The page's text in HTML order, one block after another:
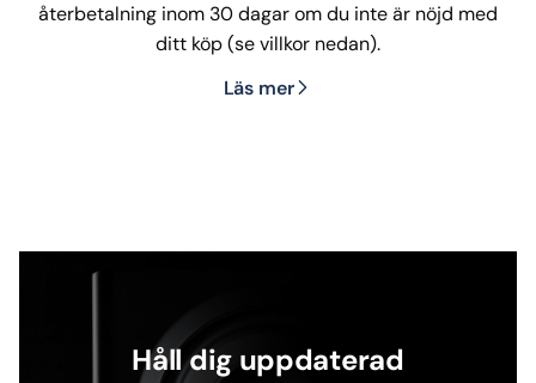
återbetalning inom 30 dagar om du inte är nöjd med
ditt köp (se villkor nedan).
Läs mer
Håll dig uppdaterad